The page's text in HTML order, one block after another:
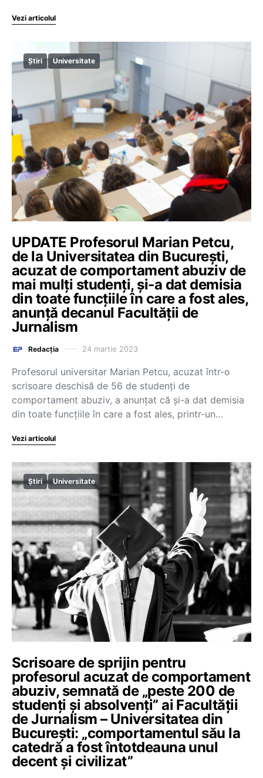
Vezi articolul
Știri Universitate
UPDATE Profesorul Marian Petcu,
de la Universitatea din București,
acuzat de comportament abuziv de
mai mulți studenți, și-a dat demisia
din toate funcțiile în care a fost ales,
anunță decanul Facultății de
Jurnalism
Redacția 24 martie 2023
Profesorul universitar Marian Petcu, acuzat într-o
scrisoare deschisă de 56 de studenți de
comportament abuziv, a anunțat că și-a dat demisia
din toate funcțiile în care a fost ales, printr-un…
Vezi articolul
Știri Universitate
Scrisoare de sprijin pentru
profesorul acuzat de comportament
abuziv, semnată de „peste 200 de
studenți și absolvenți” ai Facultății
de Jurnalism – Universitatea din
București: „comportamentul său la
catedră a fost întotdeauna unul
decent și civilizat”